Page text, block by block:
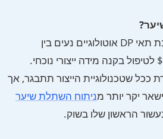
אומדני עלות להרחבת תאי DP אוטולוגיים נעים בין
$15,000 ל-$40,000 לטיפול בקנה מידה ייצורי נוכחי.
ככל שטכנולוגיית הייצור תתבגר, אך
יקר יותר מניתוח השתלת שיער
הראשון שלו בשוק.